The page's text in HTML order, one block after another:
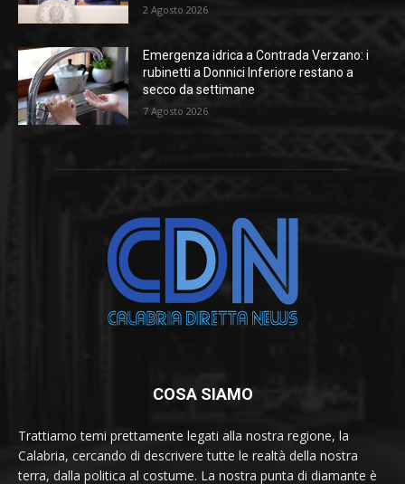
2 Agosto 2026
Emergenza idrica a Contrada Verzano: i
rubinetti a Donnici Inferiore restano a
secco da settimane
7 Agosto 2026
COSA SIAMO
Trattiamo temi prettamente legati alla nostra regione, la
Calabria, cercando di descrivere tutte le realtà della nostra
terra, dalla politica al costume. La nostra punta di diamante è